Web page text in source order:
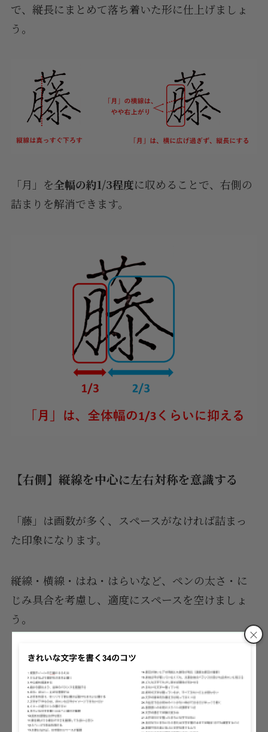
で、縦長にまとめて落ち着いた形に仕上げましょ
う。
「月」を全幅の約1/3程度に収めることで、右側の
詰まりを解消できます。
【右側】縦線を中心に左右対称を意識する
「藤」は画数が多く、スペースがなければ詰まっ
た印象になります。
縦線・横線・はね・はらいなど、ペンの太さ・に
じみ具合を考慮し、適度にスペースを空けましょ
う。
×